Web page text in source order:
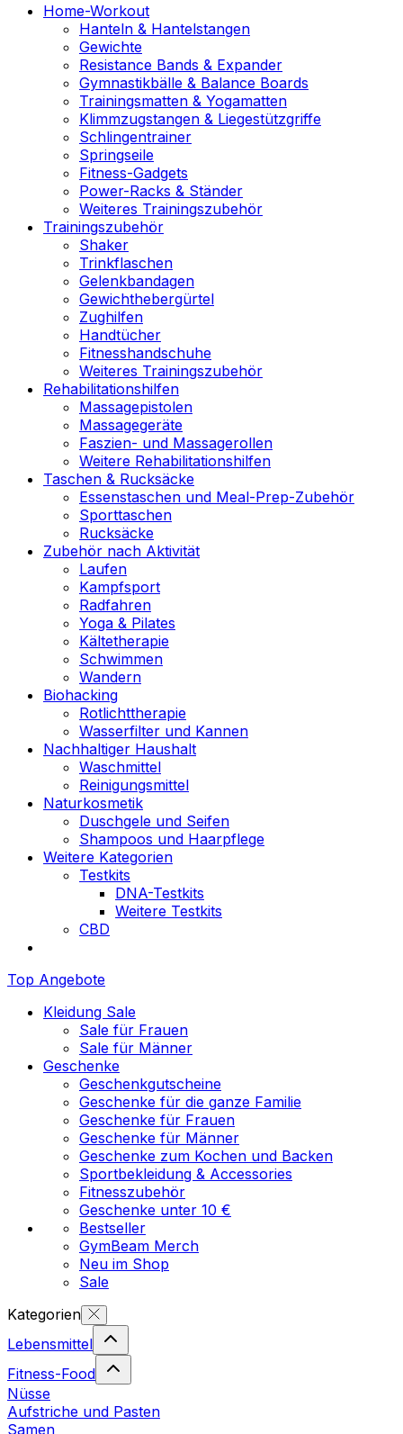
Home-Workout
Hanteln & Hantelstangen
Gewichte
Resistance Bands & Expander
Gymnastikbälle & Balance Boards
Trainingsmatten & Yogamatten
Klimmzugstangen & Liegestützgriffe
Schlingentrainer
Springseile
Fitness-Gadgets
Power-Racks & Ständer
Weiteres Trainingszubehör
Trainingszubehör
Shaker
Trinkflaschen
Gelenkbandagen
Gewichthebergürtel
Zughilfen
Handtücher
Fitnesshandschuhe
Weiteres Trainingszubehör
Rehabilitationshilfen
Massagepistolen
Massagegeräte
Faszien- und Massagerollen
Weitere Rehabilitationshilfen
Taschen & Rucksäcke
Essenstaschen und Meal-Prep-Zubehör
Sporttaschen
Rucksäcke
Zubehör nach Aktivität
Laufen
Kampfsport
Radfahren
Yoga & Pilates
Kältetherapie
Schwimmen
Wandern
Biohacking
Rotlichttherapie
Wasserfilter und Kannen
Nachhaltiger Haushalt
Waschmittel
Reinigungsmittel
Naturkosmetik
Duschgele und Seifen
Shampoos und Haarpflege
Weitere Kategorien
Testkits
DNA-Testkits
Weitere Testkits
CBD
Top Angebote
Kleidung Sale
Sale für Frauen
Sale für Männer
Geschenke
Geschenkgutscheine
Geschenke für die ganze Familie
Geschenke für Frauen
Geschenke für Männer
Geschenke zum Kochen und Backen
Sportbekleidung & Accessories
Fitnesszubehör
Geschenke unter 10 €
Bestseller
GymBeam Merch
Neu im Shop
Sale
Kategorien
Lebensmittel
Fitness-Food
Nüsse
Aufstriche und Pasten
Samen